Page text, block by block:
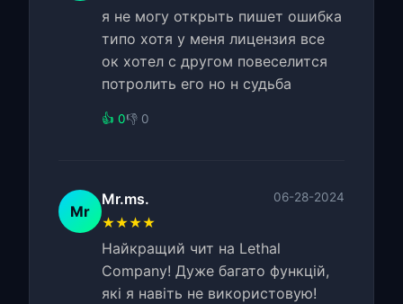
я не могу открыть пишет ошибка
типо хотя у меня лицензия все
ок хотел с другом повеселится
потролить его но н судьба
👍 0👎 0
Mr
Mr.ms. 06-28-2024
★★★★
Найкращий чит на Lethal
Company! Дуже багато функцій,
які я навіть не використовую!